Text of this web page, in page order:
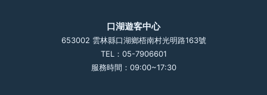
口湖遊客中心
653002 雲林縣口湖鄉梧南村光明路163號
TEL：05-7906601
服務時間：09:00~17:30